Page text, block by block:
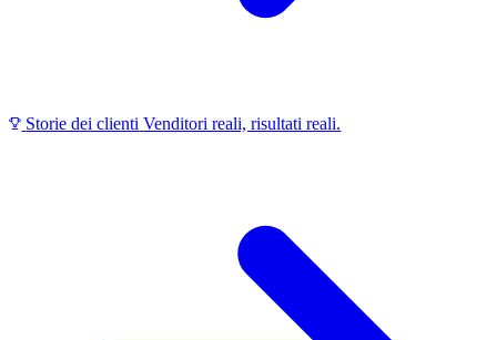
Storie dei clienti Venditori reali, risultati reali.